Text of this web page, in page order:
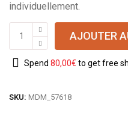
individuellement.
AJOUTER
Spend 80,00€ to get free
SKU: MDM_57618